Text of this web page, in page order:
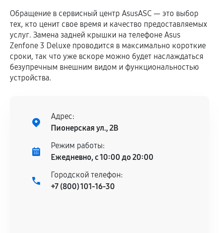
Обращение в сервисный центр AsusASC — это выбор
тех, кто ценит свое время и качество предоставляемых
услуг. Замена задней крышки на телефоне Asus
Zenfone 3 Deluxe проводится в максимально короткие
сроки, так что уже вскоре можно будет наслаждаться
безупречным внешним видом и функциональностью
устройства.
Адрес:
Пионерская ул., 2В
Режим работы:
Ежедневно, с 10:00 до 20:00
Городской телефон:
+7 (800) 101-16-30